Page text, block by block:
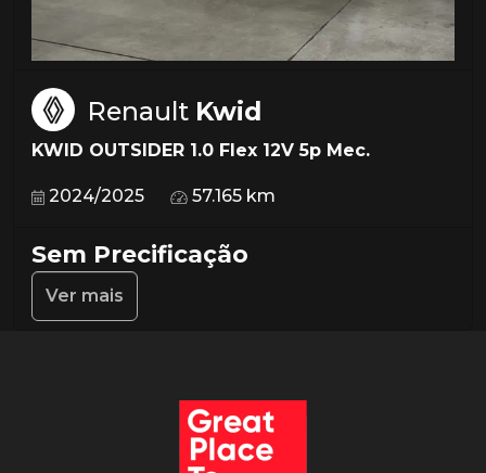
Renault Kwid
KWID OUTSIDER 1.0 Flex 12V 5p Mec.
2024/2025 57.165 km
Sem Precificação
Ver mais